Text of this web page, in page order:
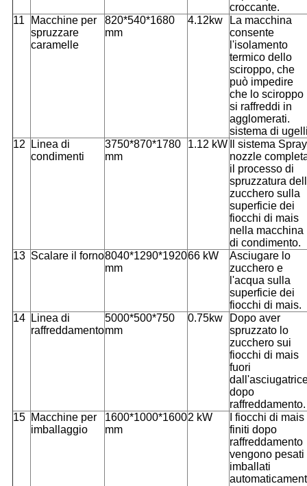
croccante.
11
Macchine per
spruzzare
caramelle
820*540*1680
mm
4.12kw
La macchina
consente
l'isolamento
termico dello
sciroppo, che
può impedire
che lo sciroppo
si raffreddi in
agglomerati.
sistema di
12 Linea di
condimenti
3750*870*1780
mm
1.12 kW
Il sistema Spray
nozzle
il processo di
spruzzatura
zucchero sulla
superficie dei
fiocchi di mais
nella macchina
di condimento.
13 Scalare il forno8040*1290*1920
mm
66 kW
Asciugare lo
zucchero e
l'acqua sulla
superficie dei
fiocchi di mais.
14 Linea di
raffreddamento
5000*500*750
mm
0.75kw
Dopo aver
spruzzato lo
zucchero sui
fiocchi di mais
fuori
dopo
raffreddamento.
15 Macchine per
imballaggio
1600*1000*1600
mm
2 kW
I fiocchi di mais
finiti dopo
raffreddamento
vengono pesati
imballati